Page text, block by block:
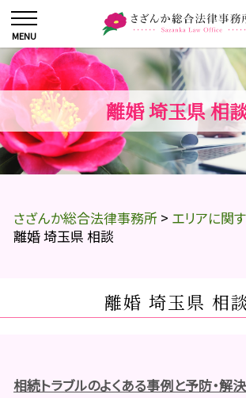
離婚 埼玉県 相
さざんか総合法律事務所 > エリアに関
離婚 埼玉県 相談
離婚 埼玉県 相
相続トラブルのよくある事例と予防・解